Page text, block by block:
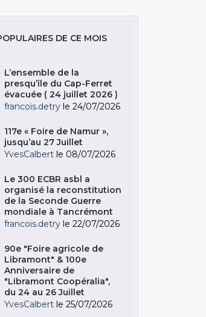
DE CE MOIS
L’ensemble de la
presqu’île du Cap-Ferret
évacuée ( 24 juillet 2026 )
francois.detry le 24/07/2026
117e « Foire de Namur »,
jusqu’au 27 Juillet
YvesCalbert le 08/07/2026
Le 300 ECBR asbl a
organisé la reconstitution
de la Seconde Guerre
mondiale à Tancrémont
francois.detry le 22/07/2026
90e "Foire agricole de
Libramont" & 100e
Anniversaire de
"Libramont Coopéralia",
du 24 au 26 Juillet
YvesCalbert le 25/07/2026